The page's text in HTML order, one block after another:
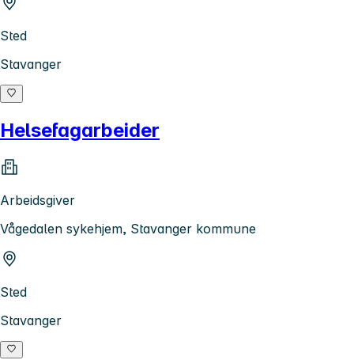
Sted
Stavanger
Helsefagarbeider
Arbeidsgiver
Vågedalen sykehjem, Stavanger kommune
Sted
Stavanger